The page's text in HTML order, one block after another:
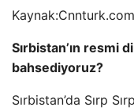
Kaynak:Cnnturk.com
Sırbistan’ın resmi
bahsediyoruz?
Sırbistan’da Sırp